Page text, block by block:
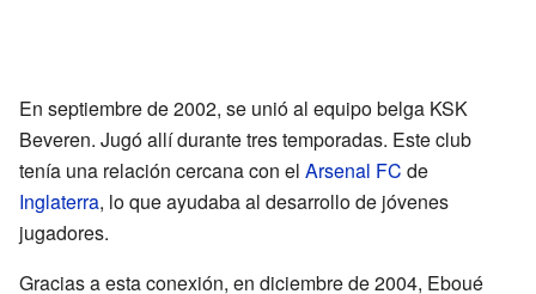
En septiembre de 2002, se unió al equipo belga KSK
Beveren. Jugó allí durante tres temporadas. Este club
tenía una relación cercana con el Arsenal FC de
Inglaterra, lo que ayudaba al desarrollo de jóvenes
jugadores.
Gracias a esta conexión, en diciembre de 2004, Eboué